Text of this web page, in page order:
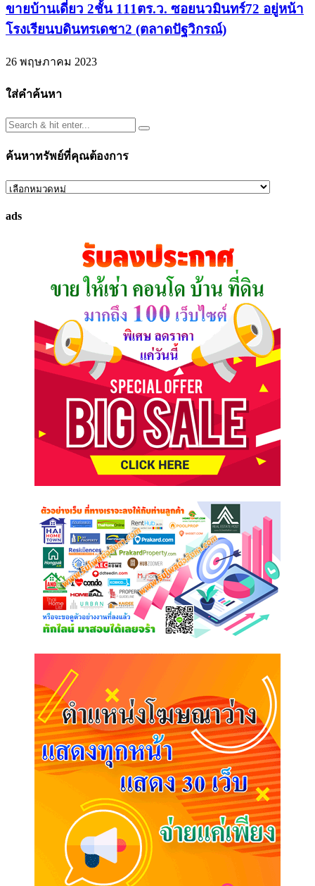
ขายบ้านเดี่ยว 2ชั้น 111ตร.ว. ซอยนวมินทร์72 อยู่หน้า
โรงเรียนบดินทรเดชา2 (ตลาดปัฐวิกรณ์)
26 พฤษภาคม 2023
ใส่คำค้นหา
ค้นหาทรัพย์ที่คุณต้องการ
ค้นหา
ที่
ads